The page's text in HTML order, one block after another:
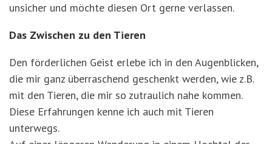
unsicher und möchte diesen Ort gerne verlassen.
Das Zwischen zu den Tieren
Den förderlichen Geist erlebe ich in den Augenblicken,
die mir ganz überraschend geschenkt werden, wie z.B.
mit den Tieren, die mir so zutraulich nahe kommen.
Diese Erfahrungen kenne ich auch mit Tieren
unterwegs.